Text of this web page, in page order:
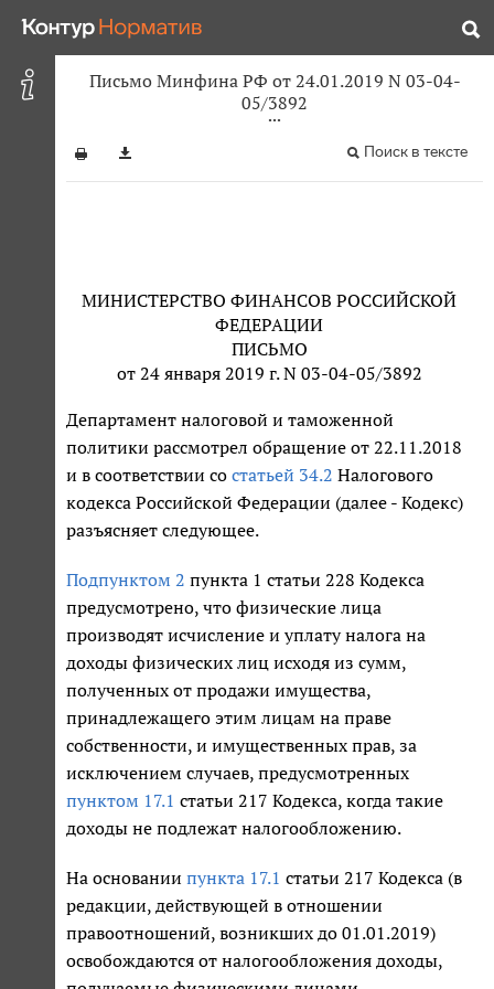
Письмо Минфина РФ от 24.01.2019 N 03-04-
05/3892
Поиск в тексте
МИНИСТЕРСТВО ФИНАНСОВ РОССИЙСКОЙ
ФЕДЕРАЦИИ
ПИСЬМО
от 24 января 2019 г. N 03-04-05/3892
Департамент налоговой и таможенной
политики рассмотрел обращение от 22.11.2018
и в соответствии со статьей 34.2 Налогового
кодекса Российской Федерации (далее - Кодекс)
разъясняет следующее.
Подпунктом 2 пункта 1 статьи 228 Кодекса
предусмотрено, что физические лица
производят исчисление и уплату налога на
доходы физических лиц исходя из сумм,
полученных от продажи имущества,
принадлежащего этим лицам на праве
собственности, и имущественных прав, за
исключением случаев, предусмотренных
пунктом 17.1 статьи 217 Кодекса, когда такие
доходы не подлежат налогообложению.
На основании пункта 17.1 статьи 217 Кодекса (в
редакции, действующей в отношении
правоотношений, возникших до 01.01.2019)
освобождаются от налогообложения доходы,